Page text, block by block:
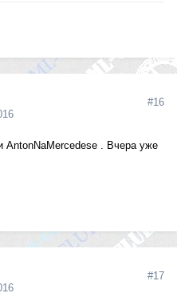
#16
AntonNaMercedese . Вчера уже
#17